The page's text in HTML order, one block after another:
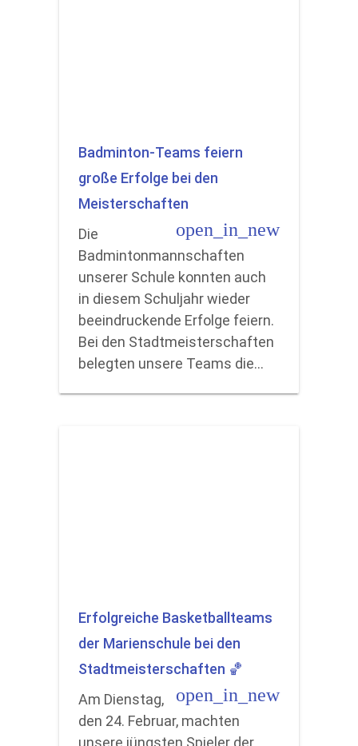
Badminton-Teams feiern
große Erfolge bei den
Meisterschaften
open_in_new
Die
Badmintonmannschaften
unserer Schule konnten auch
in diesem Schuljahr wieder
beeindruckende Erfolge feiern.
Bei den Stadtmeisterschaften
belegten unsere Teams die…
Erfolgreiche Basketballteams
der Marienschule bei den
Stadtmeisterschaften 🏀
open_in_new
Am Dienstag,
den 24. Februar, machten
unsere jüngsten Spieler der